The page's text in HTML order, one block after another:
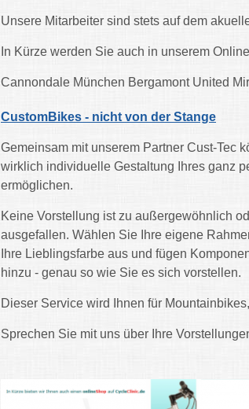
Unsere Mitarbeiter sind stets auf dem
In Kürze werden Sie auch in unserem
Cannondale München Bergamont United
CustomBikes - nicht von der Stange
Gemeinsam mit unserem Partner Cust-Tec
wirklich individuelle Gestaltung Ihres ganz
ermöglichen.
Keine Vorstellung ist zu außergewöhnlich
ausgefallen. Wählen Sie Ihre eigene
Ihre Lieblingsfarbe aus und fügen
hinzu - genau so wie Sie es sich vorstellen.
Dieser Service wird Ihnen für
Sprechen Sie mit uns über Ihre